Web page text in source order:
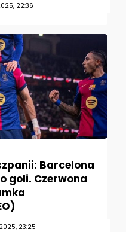
22:36
Barcelona
goli. Czerwona
2025, 23:25